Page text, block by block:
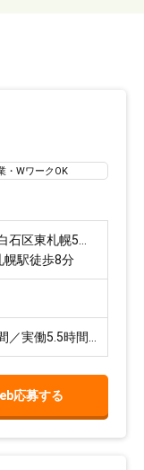
・WワークOK
幌駅徒歩8分
応募する